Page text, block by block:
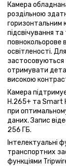
Камера
роздільною
горизонтальним
підсвічування та
повнокольорове
освітленості.
застосовуються
отримувати
високою
Камера
H.265+ та Smart
при
даних. Запис
256 ГБ.
Інтелектуальні
транспортних
функціями